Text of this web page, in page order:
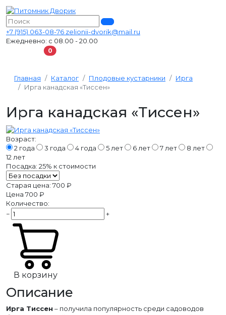
+7 (915) 063-08-76 zelionii-dvorik@mail.ru
Ежедневно: с 08.00 - 20.00
0В корзину
Главная Каталог Плодовые кустарники
Ирга
Ирга канадская «Тиссен»
Ирга канадская «Тиссен»
Возраст:
2 года
3 года 4 года 5 лет 6 лет 7 лет
8 лет
12 лет
Посадка: 25% к стоимости
Старая цена: 700 ₽
Цена 700 ₽
Количество:
−
+
В корзину
Описание
Ирга Тиссен – получила популярность среди садоводов